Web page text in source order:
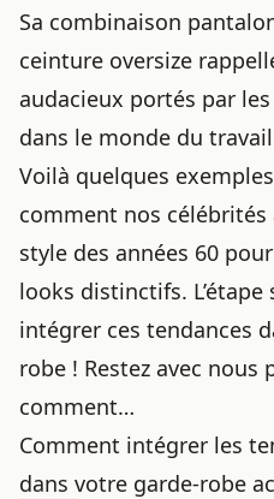
Sa combinaison
ceinture oversize
audacieux portés par
dans le monde du
Voilà quelques
comment nos célébrités
style des années 60
looks distinctifs.
intégrer ces tendances
robe ! Restez avec nous
comment…
Comment intégrer les
dans votre garde-robe